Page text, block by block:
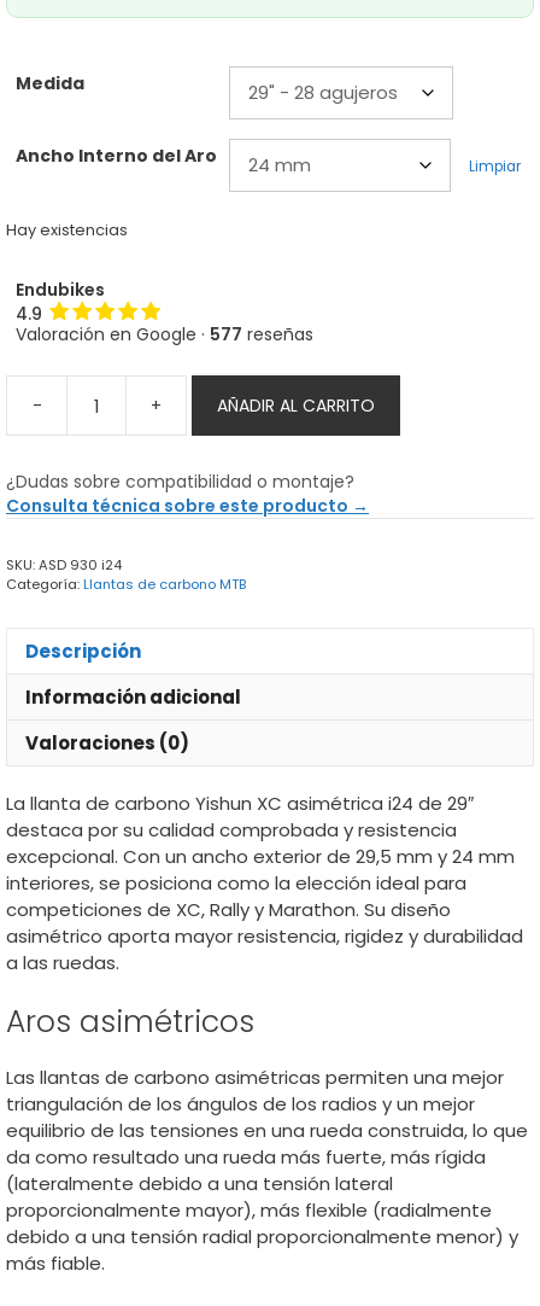
Medida
Ancho Interno del Aro Limpiar
Hay existencias
Endubikes
4.9
Valoración en Google · 577 reseñas
-
Llanta
de
Yishun
XC
+ AÑADIR AL CARRITO
¿Dudas sobre compatibilidad o montaje?
Consulta técnica sobre este producto →
SKU:ASD 930 i24
Categoría:Llantas de carbono MTB
Descripción
Información adicional
Valoraciones (0)
La llanta de carbono Yishun XC asimétrica i24 de 29″
destaca por su calidad comprobada y resistencia
excepcional. Con un ancho exterior de 29,5 mm y 24 mm
interiores, se posiciona como la elección ideal para
competiciones de XC, Rally y Marathon. Su diseño
asimétrico aporta mayor resistencia, rigidez y durabilidad
a las ruedas.
Aros asimétricos
Las llantas de carbono asimétricas permiten una mejor
triangulación de los ángulos de los radios y un mejor
equilibrio de las tensiones en una rueda construida, lo que
da como resultado una rueda más fuerte, más rígida
(lateralmente debido a una tensión lateral
proporcionalmente mayor), más flexible (radialmente
debido a una tensión radial proporcionalmente menor) y
más fiable.